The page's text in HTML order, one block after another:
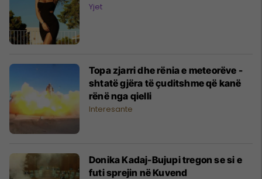
Yjet
Topa zjarri dhe rënia e meteorëve -
shtatë gjëra të çuditshme që kanë
rënë nga qielli
Interesante
Donika Kadaj-Bujupi tregon se si e
futi sprejin në Kuvend